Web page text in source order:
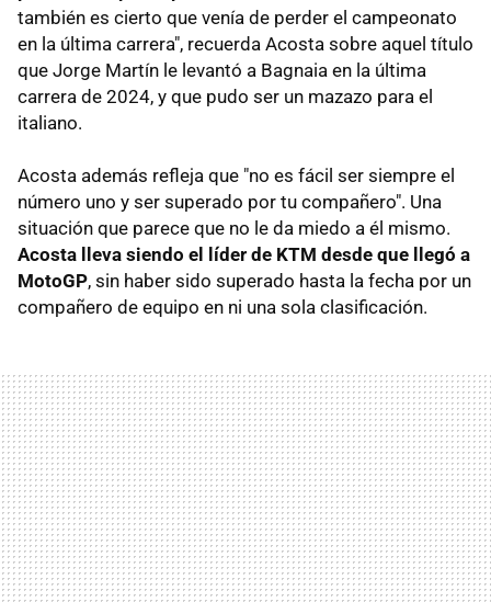
también es cierto que venía de perder el campeonato
en la última carrera", recuerda Acosta sobre aquel título
que Jorge Martín le levantó a Bagnaia en la última
carrera de 2024, y que pudo ser un mazazo para el
italiano.
Acosta además refleja que "no es fácil ser siempre el
número uno y ser superado por tu compañero". Una
situación que parece que no le da miedo a él mismo.
Acosta lleva siendo el líder de KTM desde que llegó a
MotoGP, sin haber sido superado hasta la fecha por un
compañero de equipo en ni una sola clasificación.